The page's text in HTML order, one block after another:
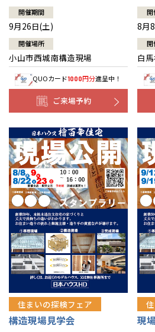
開催期間
9月26日(土)
開催場所
小山市西城南構造現場
QUOカード1000円分進呈中！
ご来場予約
開
8月
開
白
住まいの探検フェア
構造現場見学会 現